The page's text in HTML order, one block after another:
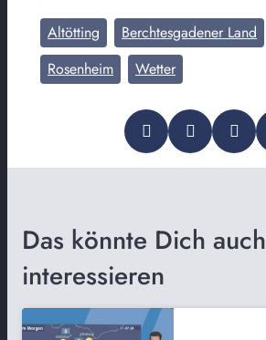
Altötting Berchtesgadener Land
Rosenheim
Wetter
Das könnte Dich auch
interessieren